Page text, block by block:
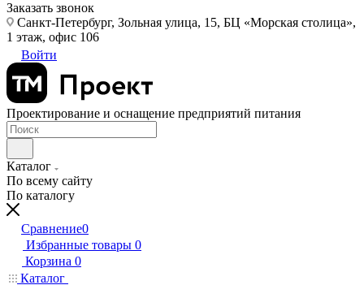
Заказать звонок
Санкт-Петербург, Зольная улица, 15, БЦ «Морская столица»,
1 этаж, офис 106
Войти
Проектирование и оснащение предприятий питания
Каталог
По всему сайту
По каталогу
Сравнение0
Избранные товары 0
Корзина 0
Каталог